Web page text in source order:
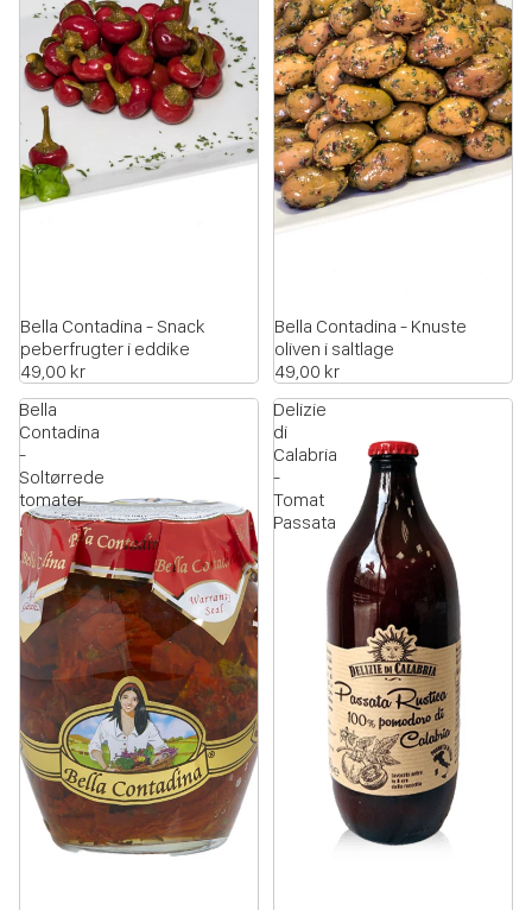
Bella Contadina - Snack
peberfrugter i eddike
49,00 kr
Bella Contadina - Knuste
oliven i saltlage
49,00 kr
Bella
Contadina
-
Soltørrede
tomater
Delizie
di
Calabria
-
Tomat
Passata